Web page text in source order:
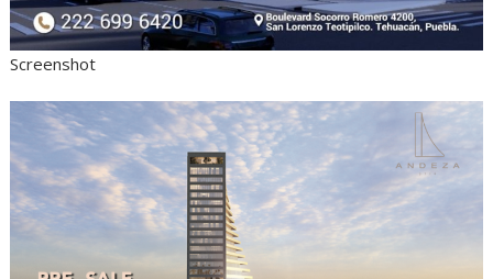
Screenshot